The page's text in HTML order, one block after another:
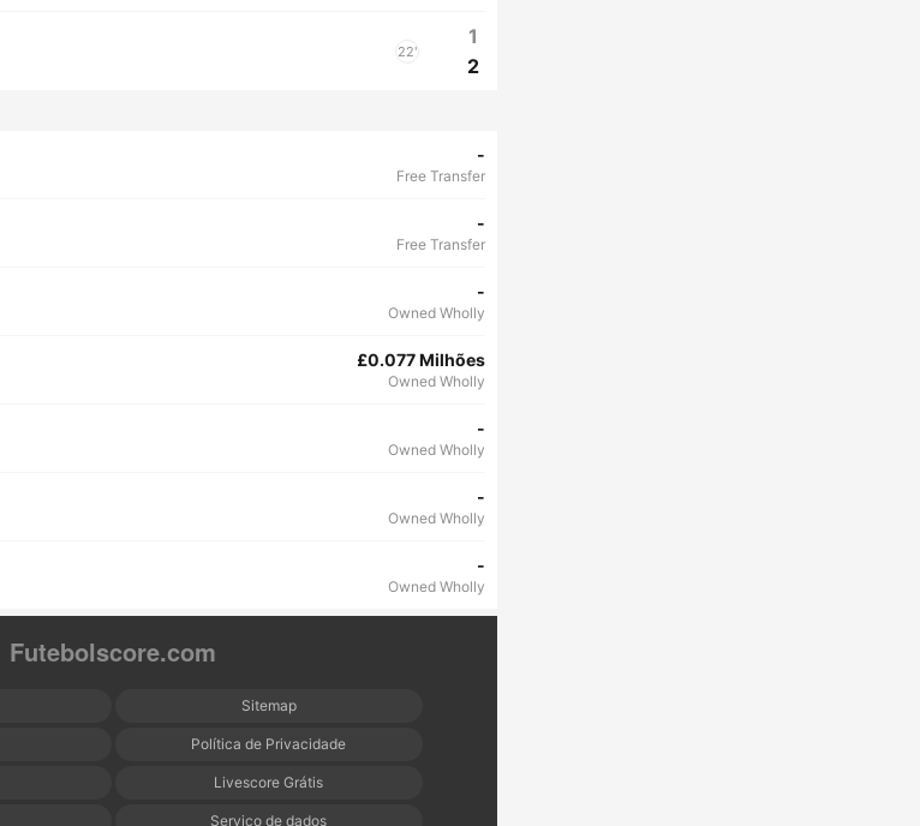
22'
1
2
-
Free Transfer
-
Free Transfer
-
Owned Wholly
£0.077 Milhões
Owned Wholly
-
Owned Wholly
-
Owned Wholly
-
Owned Wholly
Futebolscore.com
Sitemap
Política de Privacidade
Livescore Grátis
Serviço de dados